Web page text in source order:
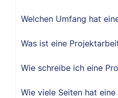
Welchen Umfang hat
Was ist eine
Wie schreibe ich eine
Wie viele Seiten hat